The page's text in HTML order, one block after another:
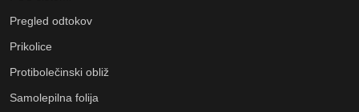
Pregled odtokov
Prikolice
Protibolečinski obliž
Samolepilna folija